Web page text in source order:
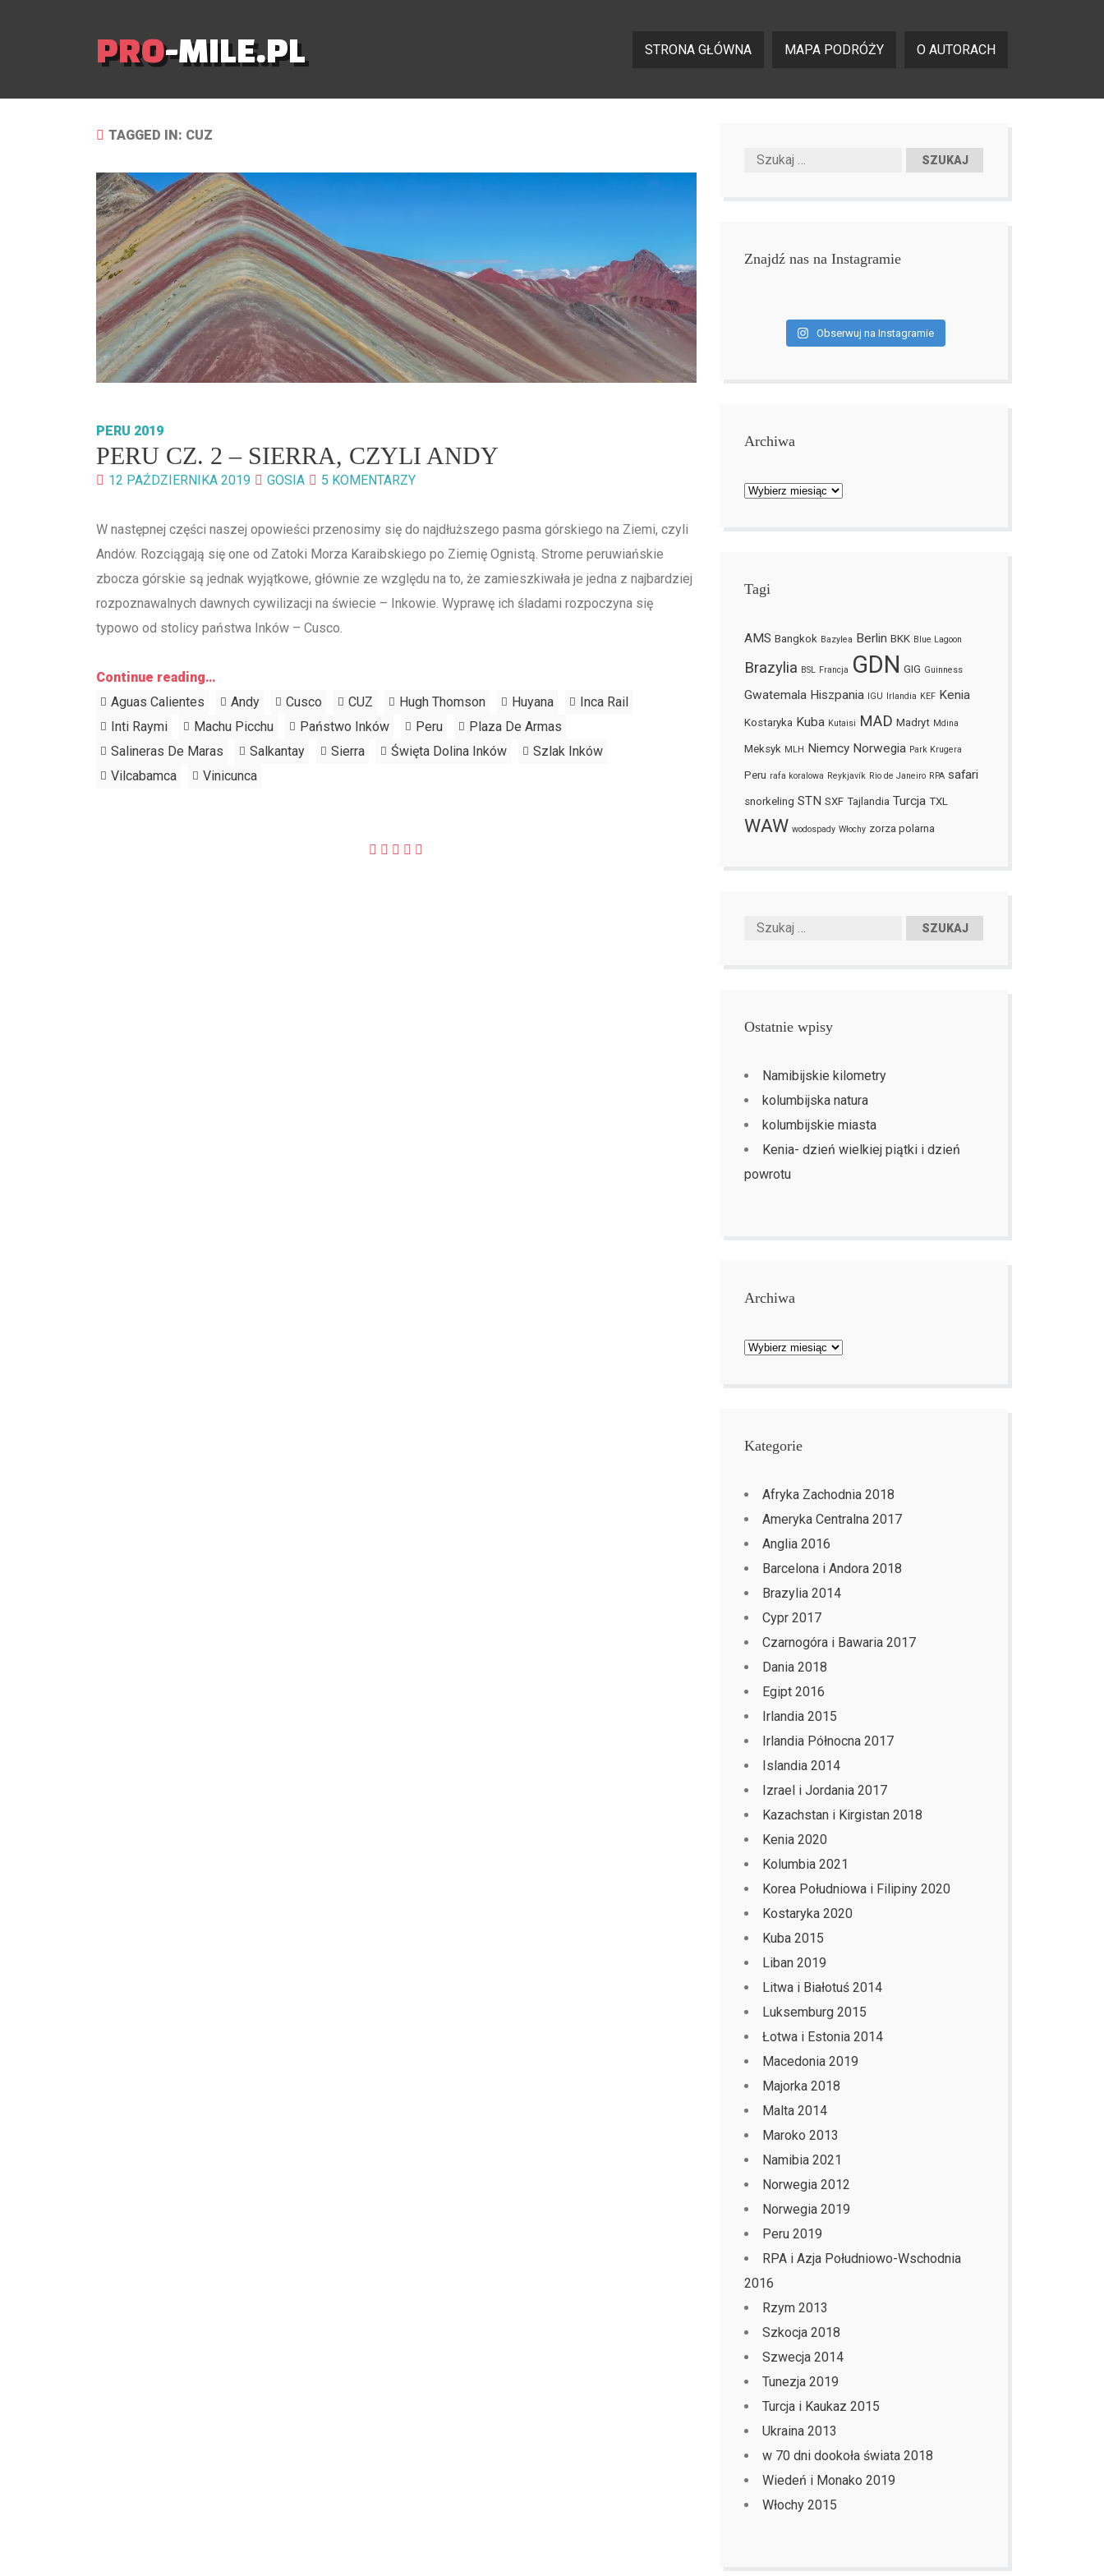
PRO-MILE.PL STRONA GŁÓWNA MAPA PODRÓŻY O AUTORACH
TAGGED IN: CUZ
PERU 2019
PERU CZ. 2 – SIERRA, CZYLI ANDY
12 PAŹDZIERNIKA 2019 GOSIA 5 KOMENTARZY
W następnej części naszej opowieści przenosimy się do najdłuższego pasma górskiego na Ziemi, czyli
Andów. Rozciągają się one od Zatoki Morza Karaibskiego po Ziemię Ognistą. Strome peruwiańskie
zbocza górskie są jednak wyjątkowe, głównie ze względu na to, że zamieszkiwała je jedna z najbardziej
rozpoznawalnych dawnych cywilizacji na świecie – Inkowie. Wyprawę ich śladami rozpoczyna się
typowo od stolicy państwa Inków – Cusco.
Continue reading…
Aguas Calientes
Andy Cusco CUZ Hugh Thomson Huyana
Inca Rail
Inti Raymi
Machu Picchu Państwo Inków Peru
Plaza De Armas
Salineras De Maras
Salkantay Sierra Święta Dolina Inków
Szlak Inków
Vilcabamca
Vinicunca
Znajdź nas na Instagramie
Obserwuj na Instagramie
Archiwa
Archiwa
Tagi
AMS Bangkok Bazylea Berlin BKK Blue Lagoon
Brazylia BSL Francja GDN GIG Guinness
Gwatemala Hiszpania IGU Irlandia KEF Kenia
Kostaryka Kuba Kutaisi MAD Madryt Mdina
Meksyk MLH Niemcy Norwegia Park Krugera
Peru rafa koralowa Reykjavík Rio de Janeiro RPA safari
snorkeling STN SXF Tajlandia Turcja TXL
WAW wodospady Włochy zorza polarna
Ostatnie wpisy
Namibijskie kilometry
kolumbijska natura
kolumbijskie miasta
Kenia- dzień wielkiej piątki i dzień
powrotu
Archiwa
Archiwa
Kategorie
Afryka Zachodnia 2018
Ameryka Centralna 2017
Anglia 2016
Barcelona i Andora 2018
Brazylia 2014
Cypr 2017
Czarnogóra i Bawaria 2017
Dania 2018
Egipt 2016
Irlandia 2015
Irlandia Północna 2017
Islandia 2014
Izrael i Jordania 2017
Kazachstan i Kirgistan 2018
Kenia 2020
Kolumbia 2021
Korea Południowa i Filipiny 2020
Kostaryka 2020
Kuba 2015
Liban 2019
Litwa i Białotuś 2014
Luksemburg 2015
Łotwa i Estonia 2014
Macedonia 2019
Majorka 2018
Malta 2014
Maroko 2013
Namibia 2021
Norwegia 2012
Norwegia 2019
Peru 2019
RPA i Azja Południowo-Wschodnia
2016
Rzym 2013
Szkocja 2018
Szwecja 2014
Tunezja 2019
Turcja i Kaukaz 2015
Ukraina 2013
w 70 dni dookoła świata 2018
Wiedeń i Monako 2019
Włochy 2015